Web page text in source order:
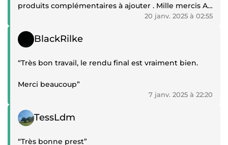
produits complémentaires à ajouter . Mille mercis A
20 janv. 2025 à 02:55
Témoignage positif
BlackRilke
“Très bon travail, le rendu final est vraiment bien.
Merci beaucoup”
7 janv. 2025 à 22:20
Témoignage positif
TessLdm
“Très bonne prest”